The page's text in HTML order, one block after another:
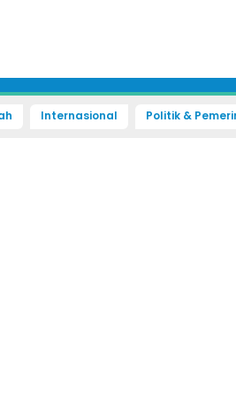
Internasional Politik &